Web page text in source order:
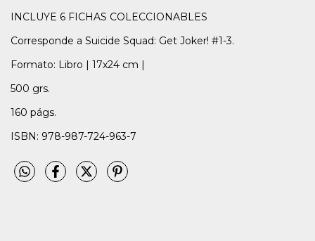
INCLUYE 6 FICHAS COLECCIONABLES
Corresponde a Suicide Squad: Get Joker! #1-3.
Formato: Libro | 17x24 cm |
500 grs.
160 págs.
ISBN: 978-987-724-963-7